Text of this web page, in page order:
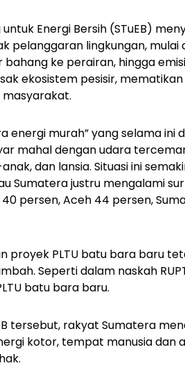
Energi Bersih (STuEB)
pelanggaran lingkungan,
bahang ke perairan, hingga
ekosistem pesisir,
energi murah” yang selama ini
mahal dengan udara
dan lansia. Situasi ini
Sumatera justru mengalami
persen, Aceh 44 persen,
proyek PLTU batu bara baru
Seperti dalam naskah
batu bara baru.
tersebut, rakyat Sumatera
kotor, tempat manusia